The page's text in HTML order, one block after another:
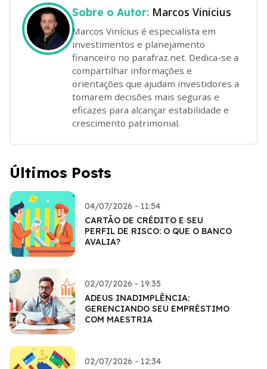
Sobre o Autor: Marcos Vinicius
Marcos Vinícius é especialista em
investimentos e planejamento
financeiro no parafraz.net. Dedica-se a
compartilhar informações e
orientações que ajudam investidores a
tomarem decisões mais seguras e
eficazes para alcançar estabilidade e
crescimento patrimonial.
Últimos Posts
04/07/2026 - 11:54
CARTÃO DE CRÉDITO E SEU
PERFIL DE RISCO: O QUE O BANCO
AVALIA?
02/07/2026 - 19:35
ADEUS INADIMPLÊNCIA:
GERENCIANDO SEU EMPRÉSTIMO
COM MAESTRIA
02/07/2026 - 12:34